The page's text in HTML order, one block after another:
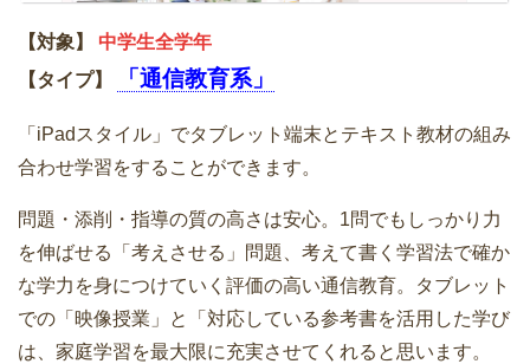
【対象】 中学生全学年
【タイプ】
「通信教育系」
「iPadスタイル」でタブレット端末とテキスト教材の組み
合わせ学習をすることができます。
問題・添削・指導の質の高さは安心。1問でもしっかり力
を伸ばせる「考えさせる」問題、考えて書く学習法で確か
な学力を身につけていく評価の高い通信教育。タブレット
での「映像授業」と「対応している参考書を活用した学び
は、家庭学習を最大限に充実させてくれると思います。